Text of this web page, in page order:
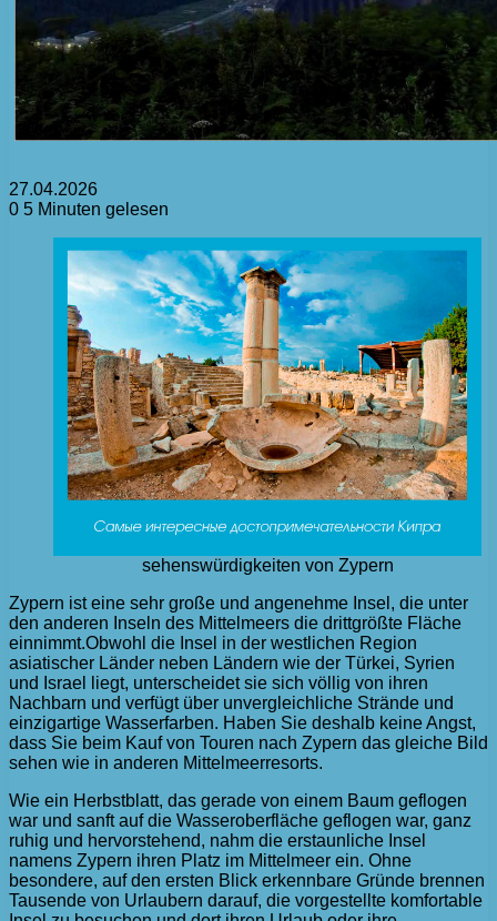
27.04.2026
0 5 Minuten gelesen
sehenswürdigkeiten von Zypern
Zypern ist eine sehr große und angenehme Insel, die unter
den anderen Inseln des Mittelmeers die drittgrößte Fläche
einnimmt.Obwohl die Insel in der westlichen Region
asiatischer Länder neben Ländern wie der Türkei, Syrien
und Israel liegt, unterscheidet sie sich völlig von ihren
Nachbarn und verfügt über unvergleichliche Strände und
einzigartige Wasserfarben. Haben Sie deshalb keine Angst,
dass Sie beim Kauf von Touren nach Zypern das gleiche Bild
sehen wie in anderen Mittelmeerresorts.
Wie ein Herbstblatt, das gerade von einem Baum geflogen
war und sanft auf die Wasseroberfläche geflogen war, ganz
ruhig und hervorstehend, nahm die erstaunliche Insel
namens Zypern ihren Platz im Mittelmeer ein. Ohne
besondere, auf den ersten Blick erkennbare Gründe brennen
Tausende von Urlaubern darauf, die vorgestellte komfortable